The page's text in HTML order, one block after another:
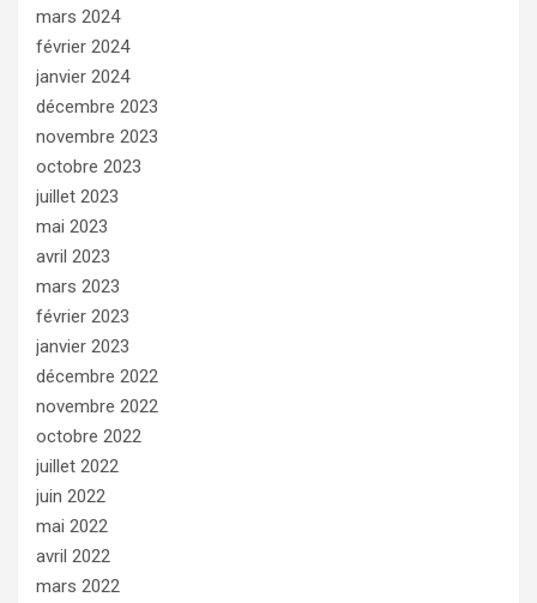
mars 2024
février 2024
janvier 2024
décembre 2023
novembre 2023
octobre 2023
juillet 2023
mai 2023
avril 2023
mars 2023
février 2023
janvier 2023
décembre 2022
novembre 2022
octobre 2022
juillet 2022
juin 2022
mai 2022
avril 2022
mars 2022